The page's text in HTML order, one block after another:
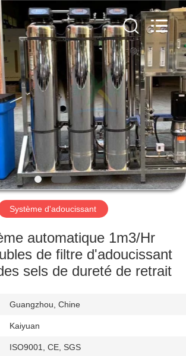
Système d'adoucissant
automatique 1m3/Hr
de filtre d'adoucissant
sels de dureté de retrait
Guangzhou, Chine
Kaiyuan
ISO9001, CE, SGS